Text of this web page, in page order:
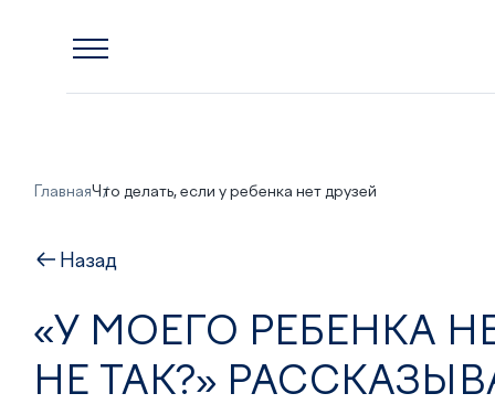
ГлавнаяЧто делать, если у ребенка нет друзей
Назад
«У МОЕГО РЕБЕНКА
НЕ ТАК?»